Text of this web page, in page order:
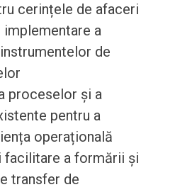
cerințele de afaceri
a
de
proceselor și a
pentru a
operațională
facilitare a formării și
transfer de